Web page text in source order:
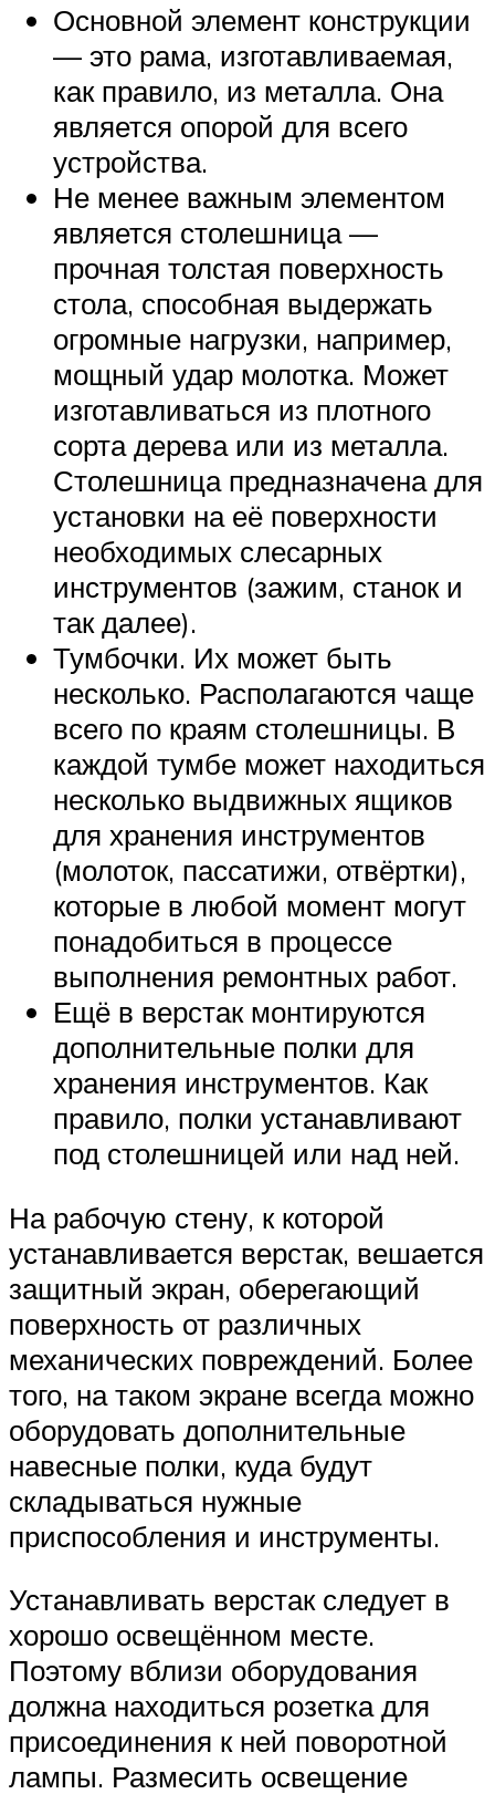
Основной элемент конструкции
— это рама, изготавливаемая,
как правило, из металла. Она
является опорой для всего
устройства.
Не менее важным элементом
является столешница —
прочная толстая поверхность
стола, способная выдержать
огромные нагрузки, например,
мощный удар молотка. Может
изготавливаться из плотного
сорта дерева или из металла.
Столешница предназначена для
установки на её поверхности
необходимых слесарных
инструментов (зажим, станок и
так далее).
Тумбочки. Их может быть
несколько. Располагаются чаще
всего по краям столешницы. В
каждой тумбе может находиться
несколько выдвижных ящиков
для хранения инструментов
(молоток, пассатижи, отвёртки),
которые в любой момент могут
понадобиться в процессе
выполнения ремонтных работ.
Ещё в верстак монтируются
дополнительные полки для
хранения инструментов. Как
правило, полки устанавливают
под столешницей или над ней.
На рабочую стену, к которой
устанавливается верстак, вешается
защитный экран, оберегающий
поверхность от различных
механических повреждений. Более
того, на таком экране всегда можно
оборудовать дополнительные
навесные полки, куда будут
складываться нужные
приспособления и инструменты.
Устанавливать верстак следует в
хорошо освещённом месте.
Поэтому вблизи оборудования
должна находиться розетка для
присоединения к ней поворотной
лампы. Размесить освещение